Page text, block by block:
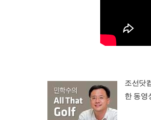
조선닷
한 동영